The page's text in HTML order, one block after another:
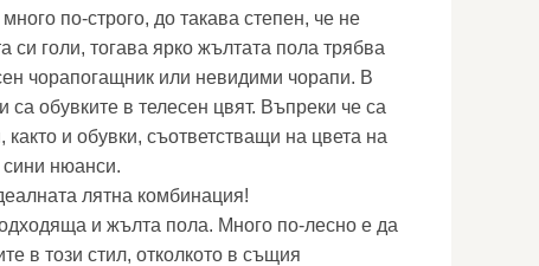
по-строго, до такава степен, че не
си голи, тогава ярко жълтата пола трябва
чорапогащник или невидими чорапи. В
са обувките в телесен цвят. Въпреки че са
и обувки, съответстващи на цвета на
сини нюанси.
лятна комбинация!
и жълта пола. Много по-лесно е да
в този стил, отколкото в същия